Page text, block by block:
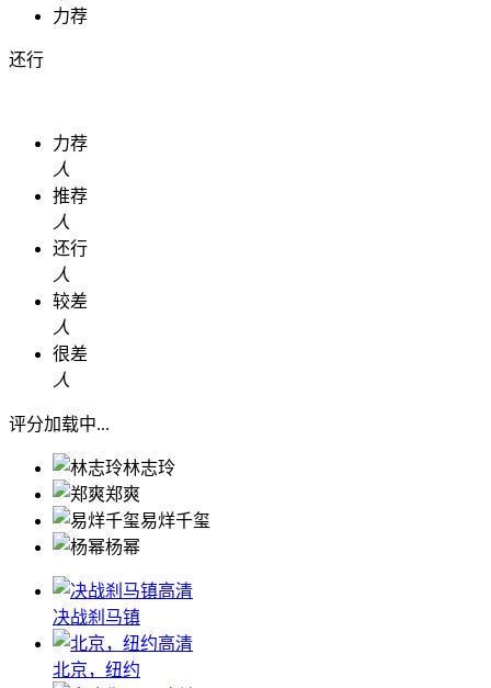
力荐
还行
力荐
人
推荐
人
还行
人
较差
人
很差
人
评分加载中...
林志玲
郑爽
易烊千玺
杨幂
高清
决战刹马镇
高清
北京，纽约